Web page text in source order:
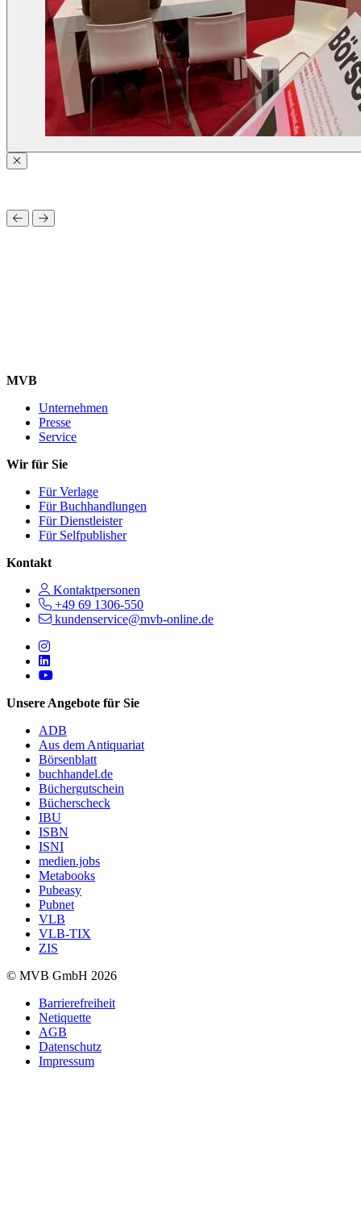
MVB
Unternehmen
Presse
Service
Wir für Sie
Für Verlage
Für Buchhandlungen
Für Dienstleister
Für Selfpublisher
Kontakt
Kontaktpersonen
+49 69 1306-550
kundenservice@mvb-online.de
Follow us on https://www.instagram.com/lifeatmvb/
Follow us on https://www.linkedin.com/company/mvbbooks
Follow us on https://www.youtube.com/@mvbbooks
Unsere Angebote für Sie
ADB
Aus dem Antiquariat
Börsenblatt
buchhandel.de
Büchergutschein
Bücherscheck
IBU
ISBN
ISNI
medien.jobs
Metabooks
Pubeasy
Pubnet
VLB
VLB-TIX
ZIS
© MVB GmbH 2026
Barrierefreiheit
Netiquette
AGB
Datenschutz
Impressum